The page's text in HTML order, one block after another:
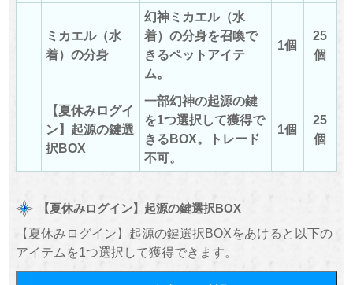
ミカエル（水
着）の分身
幻神ミカエル（水
着）の分身を召喚で
きるペットアイテ
ム。
1個
25
個
【夏休みログイ
ン】起源の鍵選
択BOX
一部幻神の起源の鍵
を1つ選択して獲得で
きるBOX。トレード
不可。
1個
25
個
【夏休みログイン】起源の鍵選択BOX
【夏休みログイン】起源の鍵選択BOXをあけると以下の
アイテムを1つ選択して獲得できます。